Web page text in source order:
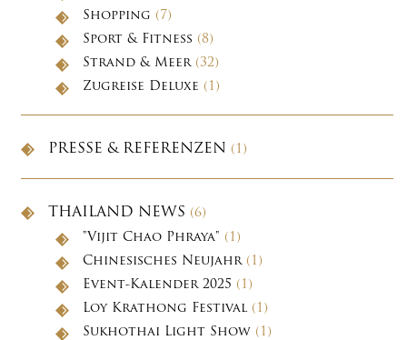
Shopping (7)
Sport & Fitness (8)
Strand & Meer(32)
Zugreise Deluxe (1)
PRESSE & REFERENZEN (1)
THAILAND NEWS (6)
"Vijit Chao Phraya" (1)
Chinesisches Neujahr(1)
Event-Kalender 2025 (1)
Loy Krathong Festival (1)
Sukhothai Light Show (1)